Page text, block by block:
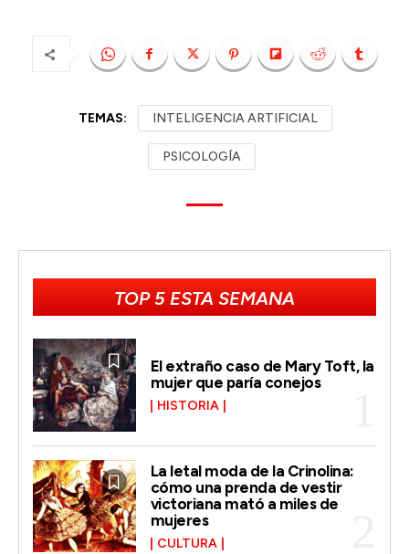
TEMAS: INTELIGENCIA ARTIFICIAL
PSICOLOGÍA
TOP 5 ESTA SEMANA
El extraño caso de Mary Toft, la
mujer que paría conejos
HISTORIA
La letal moda de la Crinolina:
cómo una prenda de vestir
victoriana mató a miles de
mujeres
CULTURA